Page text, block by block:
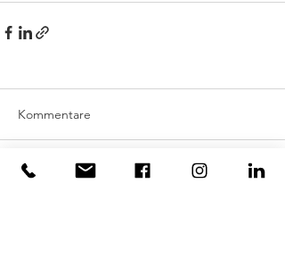
Kommentare
Kommentar verfassen...